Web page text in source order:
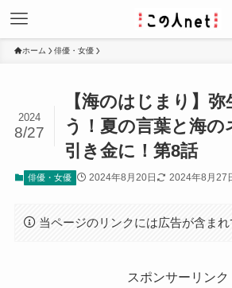
ホーム 俳優・女優
【海のはじまり】
う！夏の言葉と海
引き金に！第8話
2024
8/27
俳優・女優 2024年8月20日 2024年8月27
当ページのリンクには広告が含まれ
スポンサーリンク